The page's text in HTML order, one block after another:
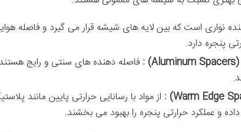
نواری است که بین لایه های شیشه قرارمی گیرد و فاصله
پنجره دارد.
(Aluminum Spacers) : فاصله دهنده های سنتی و رایج هستند
.
ازمواد با رسانایی حرارتی پایین مانند
داده و عملکرد حرارتی پنجره را بهبود می بخشند.